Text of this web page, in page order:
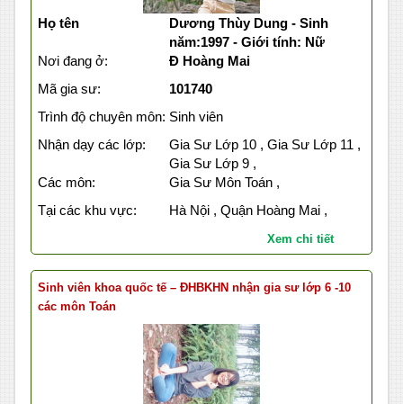
Họ tên
Dương Thùy Dung - Sinh
năm:1997 - Giới tính: Nữ
Nơi đang ở:
Đ Hoàng Mai
Mã gia sư:
101740
Trình độ chuyên môn: Sinh viên
Nhận dạy các lớp:
Gia Sư Lớp 10 , Gia Sư Lớp 11 ,
Gia Sư Lớp 9 ,
Các môn:
Gia Sư Môn Toán ,
Tại các khu vực:
Hà Nội , Quận Hoàng Mai ,
Xem chi tiết
Sinh viên khoa quốc tế – ĐHBKHN nhận gia sư lớp 6 -10
các môn Toán